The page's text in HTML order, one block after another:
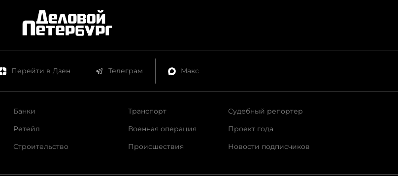
Перейти в Дзен Телеграм Макс
Банки
Ретейл
Строительство
Транспорт
Военная операция
Происшествия
Судебный репортер
Проект года
Новости подписчиков